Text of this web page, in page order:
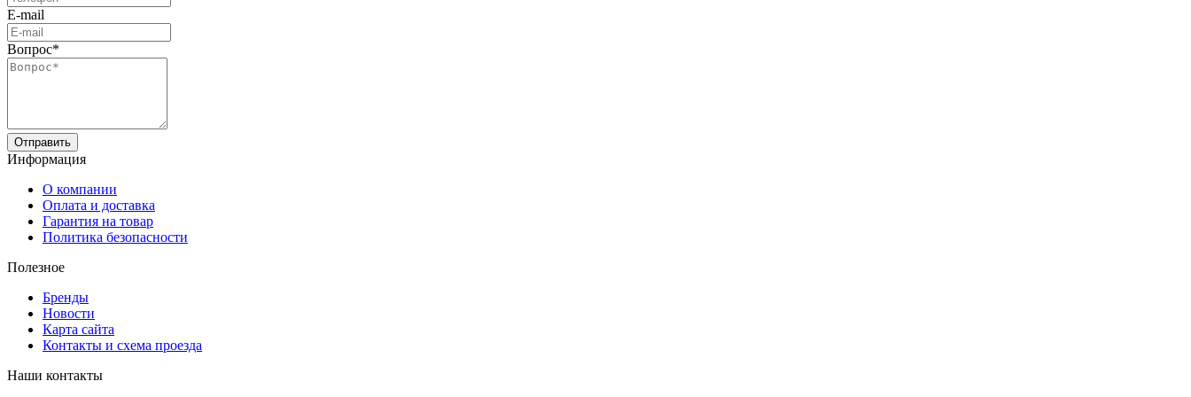
E-mail
Вопрос*
Отправить
Информация
О компании
Оплата и доставка
Гарантия на товар
Политика безопасности
Полезное
Бренды
Новости
Карта сайта
Контакты и схема проезда
Наши контакты